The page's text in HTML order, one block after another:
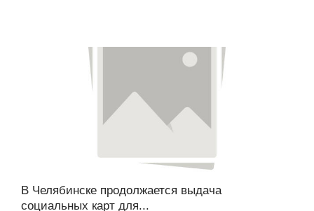
В Челябинске продолжается выдача
социальных карт для...